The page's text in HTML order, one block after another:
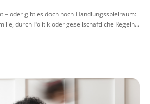
‒ oder gibt es doch noch Handlungsspielraum:
durch Politik oder gesellschaftliche Regeln...